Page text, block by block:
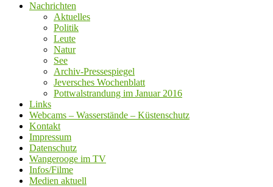
Nachrichten
Aktuelles
Politik
Leute
Natur
See
Archiv-Pressespiegel
Jeversches Wochenblatt
Pottwalstrandung im Januar 2016
Links
Webcams – Wasserstände – Küstenschutz
Kontakt
Impressum
Datenschutz
Wangerooge im TV
Infos/Filme
Medien aktuell